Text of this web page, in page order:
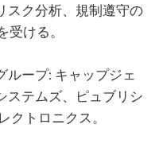
スク分析、規制遵守の
ける。
ループ: キャップジェ
ステムズ、ピュブリシ
クトロニクス。